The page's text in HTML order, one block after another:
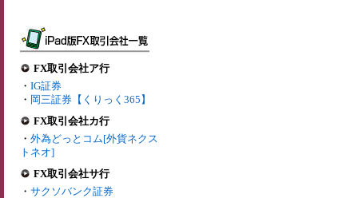
FX取引会社ア行
・ IG証券
・ 岡三証券【くりっく365】
FX取引会社カ行
・ 外為どっとコム[外貨ネクス
トネオ]
FX取引会社サ行
・ サクソバンク証券